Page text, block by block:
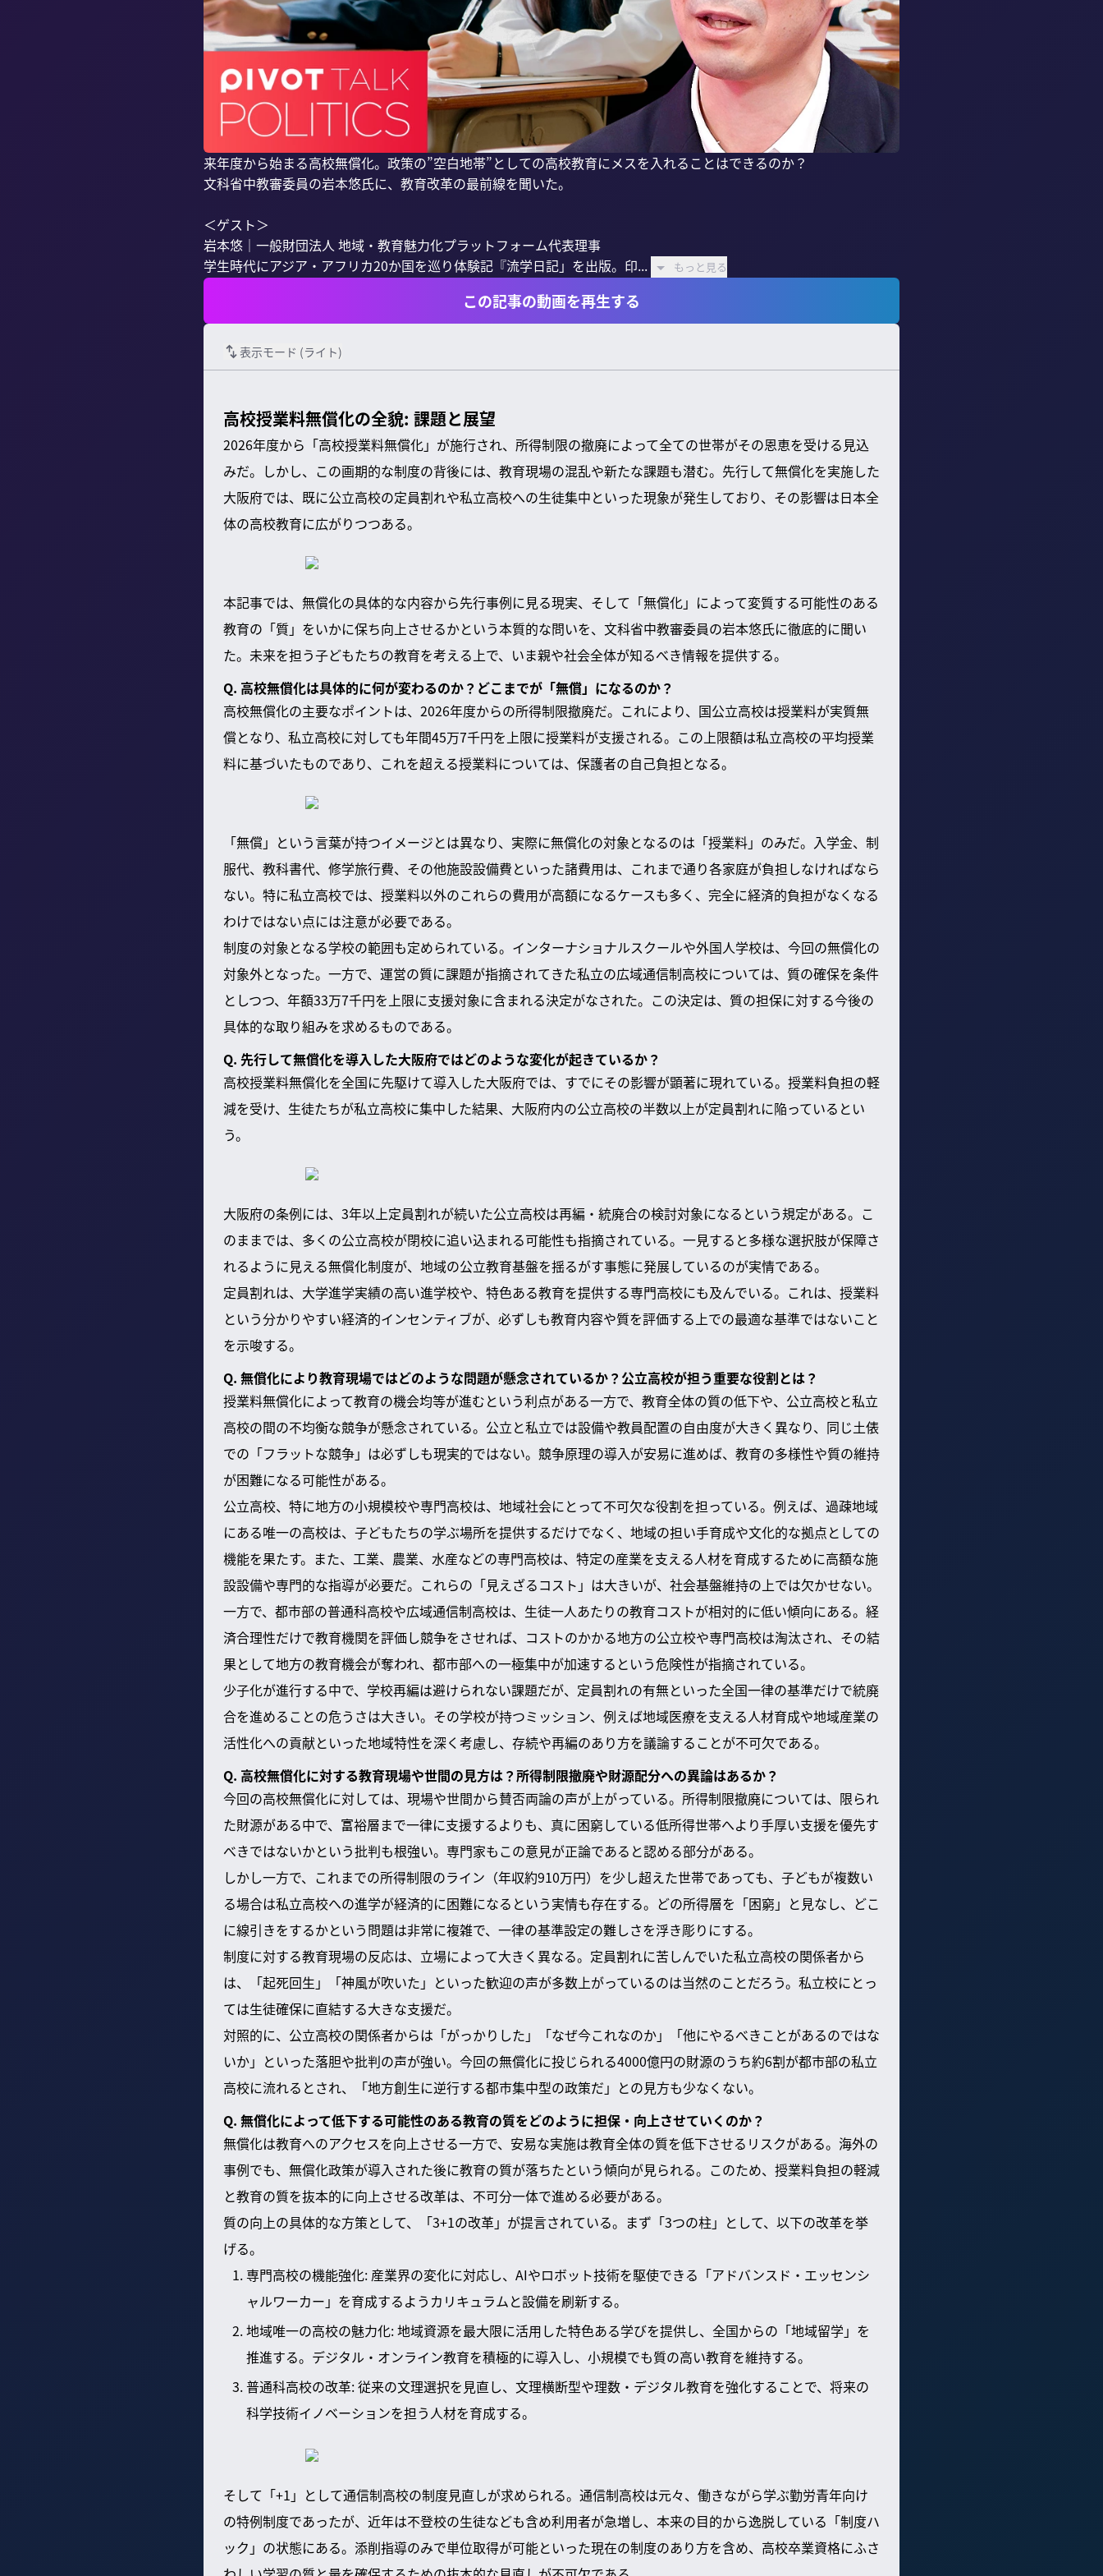
来年度から始まる高校無償化。政策の”空白地帯”としての高校教育にメスを入れることはできるのか？
文科省中教審委員の岩本悠氏に、教育改革の最前線を聞いた。
＜ゲスト＞
岩本悠｜一般財団法人 地域・教育魅力化プラットフォーム代表理事
学生時代にアジア・アフリカ20か国を巡り体験記『流学日記」を出版。印...
もっと見る
この記事の動画を再生する
表示モード (ライト)
高校授業料無償化の全貌: 課題と展望
2026年度から「高校授業料無償化」が施行され、所得制限の撤廃によって全ての世帯がその恩恵を受ける見込
みだ。しかし、この画期的な制度の背後には、教育現場の混乱や新たな課題も潜む。先行して無償化を実施した
大阪府では、既に公立高校の定員割れや私立高校への生徒集中といった現象が発生しており、その影響は日本全
体の高校教育に広がりつつある。
本記事では、無償化の具体的な内容から先行事例に見る現実、そして「無償化」によって変質する可能性のある
教育の「質」をいかに保ち向上させるかという本質的な問いを、文科省中教審委員の岩本悠氏に徹底的に聞い
た。未来を担う子どもたちの教育を考える上で、いま親や社会全体が知るべき情報を提供する。
Q. 高校無償化は具体的に何が変わるのか？どこまでが「無償」になるのか？
高校無償化の主要なポイントは、2026年度からの所得制限撤廃だ。これにより、国公立高校は授業料が実質無
償となり、私立高校に対しても年間45万7千円を上限に授業料が支援される。この上限額は私立高校の平均授業
料に基づいたものであり、これを超える授業料については、保護者の自己負担となる。
「無償」という言葉が持つイメージとは異なり、実際に無償化の対象となるのは「授業料」のみだ。入学金、制
服代、教科書代、修学旅行費、その他施設設備費といった諸費用は、これまで通り各家庭が負担しなければなら
ない。特に私立高校では、授業料以外のこれらの費用が高額になるケースも多く、完全に経済的負担がなくなる
わけではない点には注意が必要である。
制度の対象となる学校の範囲も定められている。インターナショナルスクールや外国人学校は、今回の無償化の
対象外となった。一方で、運営の質に課題が指摘されてきた私立の広域通信制高校については、質の確保を条件
としつつ、年額33万7千円を上限に支援対象に含まれる決定がなされた。この決定は、質の担保に対する今後の
具体的な取り組みを求めるものである。
Q. 先行して無償化を導入した大阪府ではどのような変化が起きているか？
高校授業料無償化を全国に先駆けて導入した大阪府では、すでにその影響が顕著に現れている。授業料負担の軽
減を受け、生徒たちが私立高校に集中した結果、大阪府内の公立高校の半数以上が定員割れに陥っているとい
う。
大阪府の条例には、3年以上定員割れが続いた公立高校は再編・統廃合の検討対象になるという規定がある。こ
のままでは、多くの公立高校が閉校に追い込まれる可能性も指摘されている。一見すると多様な選択肢が保障さ
れるように見える無償化制度が、地域の公立教育基盤を揺るがす事態に発展しているのが実情である。
定員割れは、大学進学実績の高い進学校や、特色ある教育を提供する専門高校にも及んでいる。これは、授業料
という分かりやすい経済的インセンティブが、必ずしも教育内容や質を評価する上での最適な基準ではないこと
を示唆する。
Q. 無償化により教育現場ではどのような問題が懸念されているか？公立高校が担う重要な役割とは？
授業料無償化によって教育の機会均等が進むという利点がある一方で、教育全体の質の低下や、公立高校と私立
高校の間の不均衡な競争が懸念されている。公立と私立では設備や教員配置の自由度が大きく異なり、同じ土俵
での「フラットな競争」は必ずしも現実的ではない。競争原理の導入が安易に進めば、教育の多様性や質の維持
が困難になる可能性がある。
公立高校、特に地方の小規模校や専門高校は、地域社会にとって不可欠な役割を担っている。例えば、過疎地域
にある唯一の高校は、子どもたちの学ぶ場所を提供するだけでなく、地域の担い手育成や文化的な拠点としての
機能を果たす。また、工業、農業、水産などの専門高校は、特定の産業を支える人材を育成するために高額な施
設設備や専門的な指導が必要だ。これらの「見えざるコスト」は大きいが、社会基盤維持の上では欠かせない。
一方で、都市部の普通科高校や広域通信制高校は、生徒一人あたりの教育コストが相対的に低い傾向にある。経
済合理性だけで教育機関を評価し競争をさせれば、コストのかかる地方の公立校や専門高校は淘汰され、その結
果として地方の教育機会が奪われ、都市部への一極集中が加速するという危険性が指摘されている。
少子化が進行する中で、学校再編は避けられない課題だが、定員割れの有無といった全国一律の基準だけで統廃
合を進めることの危うさは大きい。その学校が持つミッション、例えば地域医療を支える人材育成や地域産業の
活性化への貢献といった地域特性を深く考慮し、存続や再編のあり方を議論することが不可欠である。
Q. 高校無償化に対する教育現場や世間の見方は？所得制限撤廃や財源配分への異論はあるか？
今回の高校無償化に対しては、現場や世間から賛否両論の声が上がっている。所得制限撤廃については、限られ
た財源がある中で、富裕層まで一律に支援するよりも、真に困窮している低所得世帯へより手厚い支援を優先す
べきではないかという批判も根強い。専門家もこの意見が正論であると認める部分がある。
しかし一方で、これまでの所得制限のライン（年収約910万円）を少し超えた世帯であっても、子どもが複数い
る場合は私立高校への進学が経済的に困難になるという実情も存在する。どの所得層を「困窮」と見なし、どこ
に線引きをするかという問題は非常に複雑で、一律の基準設定の難しさを浮き彫りにする。
制度に対する教育現場の反応は、立場によって大きく異なる。定員割れに苦しんでいた私立高校の関係者から
は、「起死回生」「神風が吹いた」といった歓迎の声が多数上がっているのは当然のことだろう。私立校にとっ
ては生徒確保に直結する大きな支援だ。
対照的に、公立高校の関係者からは「がっかりした」「なぜ今これなのか」「他にやるべきことがあるのではな
いか」といった落胆や批判の声が強い。今回の無償化に投じられる4000億円の財源のうち約6割が都市部の私立
高校に流れるとされ、「地方創生に逆行する都市集中型の政策だ」との見方も少なくない。
Q. 無償化によって低下する可能性のある教育の質をどのように担保・向上させていくのか？
無償化は教育へのアクセスを向上させる一方で、安易な実施は教育全体の質を低下させるリスクがある。海外の
事例でも、無償化政策が導入された後に教育の質が落ちたという傾向が見られる。このため、授業料負担の軽減
と教育の質を抜本的に向上させる改革は、不可分一体で進める必要がある。
質の向上の具体的な方策として、「3+1の改革」が提言されている。まず「3つの柱」として、以下の改革を挙
げる。
専門高校の機能強化: 産業界の変化に対応し、AIやロボット技術を駆使できる「アドバンスド・エッセンシ
ャルワーカー」を育成するようカリキュラムと設備を刷新する。
地域唯一の高校の魅力化: 地域資源を最大限に活用した特色ある学びを提供し、全国からの「地域留学」を
推進する。デジタル・オンライン教育を積極的に導入し、小規模でも質の高い教育を維持する。
普通科高校の改革: 従来の文理選択を見直し、文理横断型や理数・デジタル教育を強化することで、将来の
科学技術イノベーションを担う人材を育成する。
そして「+1」として通信制高校の制度見直しが求められる。通信制高校は元々、働きながら学ぶ勤労青年向け
の特例制度であったが、近年は不登校の生徒なども含め利用者が急増し、本来の目的から逸脱している「制度ハ
ック」の状態にある。添削指導のみで単位取得が可能といった現在の制度のあり方を含め、高校卒業資格にふさ